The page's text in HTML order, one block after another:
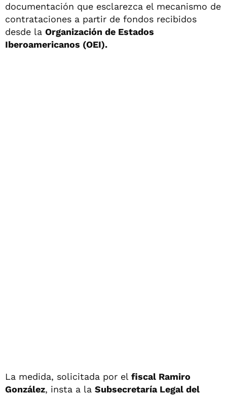
documentación que esclarezca el mecanismo de
contrataciones a partir de fondos recibidos
desde la Organización de Estados
Iberoamericanos (OEI).
La medida, solicitada por el fiscal Ramiro
González, insta a la Subsecretaría Legal del